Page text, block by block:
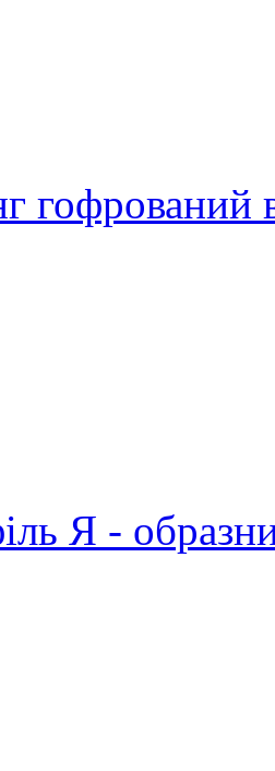
гофрований
Я -